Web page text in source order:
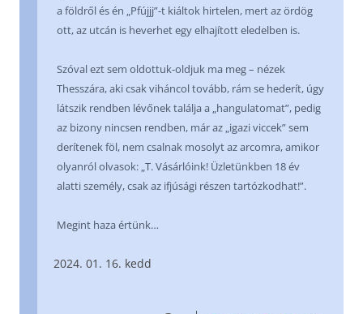
a földről és én „Pfújjj”-t kiáltok hirtelen, mert az ördög
ott, az utcán is heverhet egy elhajított eledelben is.
Szóval ezt sem oldottuk-oldjuk ma meg – nézek
Thesszára, aki csak viháncol tovább, rám se hederít, úgy
látszik rendben lévőnek találja a „hangulatomat”, pedig
az bizony nincsen rendben, már az „igazi viccek” sem
derítenek föl, nem csalnak mosolyt az arcomra, amikor
olyanról olvasok: „T. Vásárlóink! Üzletünkben 18 év
alatti személy, csak az ifjúsági részen tartózkodhat!”.
Megint haza értünk…
01. 16. kedd